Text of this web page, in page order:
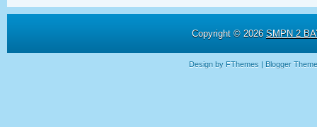
Copyright © 2026 SMPN 2
Design by FThemes | Blogger